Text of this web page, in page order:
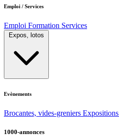
Emploi / Services
Emploi Formation Services
Expos, lotos
Evènements
Brocantes, vides-greniers Expositions
1000-annonces